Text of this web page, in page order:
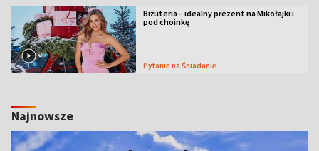
Biżuteria – idealny prezent na Mikołajki i
pod choinkę
Pytanie na Śniadanie
Najnowsze